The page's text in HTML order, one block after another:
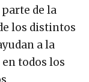
de la
los distintos
a la
todos los